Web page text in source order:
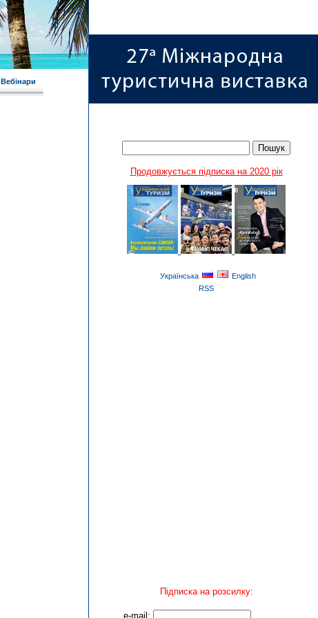
Вебінари
Продовжується підписка на 2020 рік
Українська
English
RSS
Підписка на розсилку:
e-mail: